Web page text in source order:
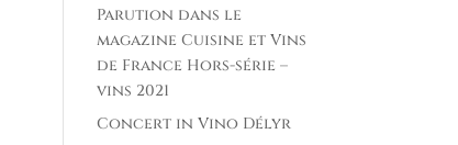
Parution dans le
magazine Cuisine et Vins
de France Hors-série –
vins 2021
Concert in Vino Délyr